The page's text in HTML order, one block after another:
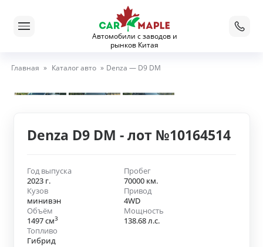
Автомобили с заводов и
рынков Китая
Главная » Каталог авто » Denza — D9 DM
Denza D9 DM - лот №10164514
Год выпуска
2023 г.
Пробег
70000 км.
Кузов
минивэн
Привод
4WD
Объём
1497 см3
Мощность
138.68 л.с.
Топливо
Гибрид